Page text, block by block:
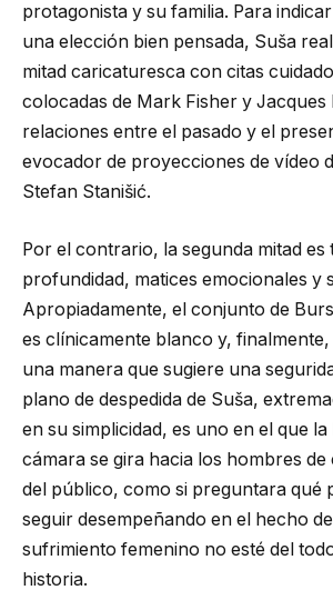
protagonista y su familia. Para
una elección bien pensada, Suša
mitad caricaturesca con citas
colocadas de Mark Fisher y Jacques
relaciones entre el pasado y el
evocador de proyecciones de vídeo
Stefan Stanišić.
Por el contrario, la segunda mitad es
profundidad, matices emocionales y
Apropiadamente, el conjunto de
es clínicamente blanco y, finalmente,
una manera que sugiere una
plano de despedida de Suša,
en su simplicidad, es uno en el que la
cámara se gira hacia los hombres
del público, como si preguntara qué
seguir desempeñando en el hecho
sufrimiento femenino no esté del
historia.